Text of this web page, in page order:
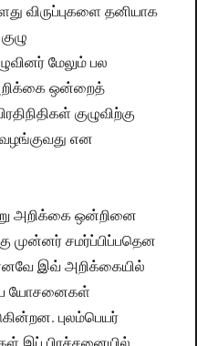
விருப்புகளை தனியாக
மேலும் பல
அறிக்கை ஒன்றைத்
குழுவிற்கு
என
அறிக்கை ஒன்றினை
முன்னர் சமர்ப்பிப்பதென
இவ் அறிக்கையில்
யோசனைகள்
புலம்பெயர்